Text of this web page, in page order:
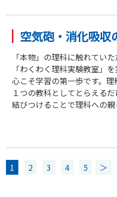
空気砲・消化吸収
「本物」の理科に触れてい
「わくわく理科実験教室」
心こそ学習の第一歩です。
１つの教科としてとらえる
結びつけることで理科への
1 2 3 4 5 ＞